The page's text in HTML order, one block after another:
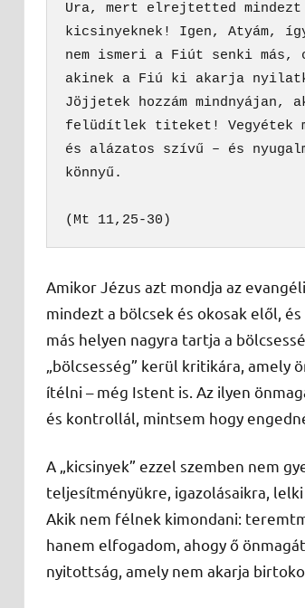
Ura, mert elrejtetted
kicsinyeknek! Igen, Atyám,
nem ismeri a Fiút senki más,
akinek a Fiú ki akarja
Jöjjetek hozzám
felüdítlek titeket! Vegyétek
és alázatos szívű – és
könnyű.
(Mt 11,25-30)
Amikor Jézus azt mondja az
mindezt a bölcsek és okosak elől,
más helyen nagyra tartja a
„bölcsesség” kerül kritikára, amely
ítélni – még Istent is. Az ilyen
és kontrollál, mintsem hogy
A „kicsinyek” ezzel szemben nem
teljesítményükre, igazolásaikra,
Akik nem félnek kimondani:
hanem elfogadom, ahogy ő
nyitottság, amely nem akarja